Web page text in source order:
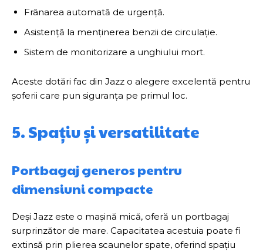
Frânarea automată de urgență.
Asistență la menținerea benzii de circulație.
Sistem de monitorizare a unghiului mort.
Aceste dotări fac din Jazz o alegere excelentă pentru
șoferii care pun siguranța pe primul loc.
5. Spațiu și versatilitate
Portbagaj generos pentru
dimensiuni compacte
Deși Jazz este o mașină mică, oferă un portbagaj
surprinzător de mare. Capacitatea acestuia poate fi
extinsă prin plierea scaunelor spate, oferind spațiu